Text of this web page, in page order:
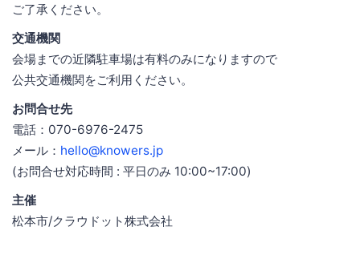
ご了承ください。
交通機関
会場までの近隣駐車場は有料のみになりますので
公共交通機関をご利用ください。
お問合せ先
電話：070-6976-2475
メール： hello@knowers.jp
(お問合せ対応時間 : 平日のみ 10:00~17:00)
主催
松本市/クラウドット株式会社